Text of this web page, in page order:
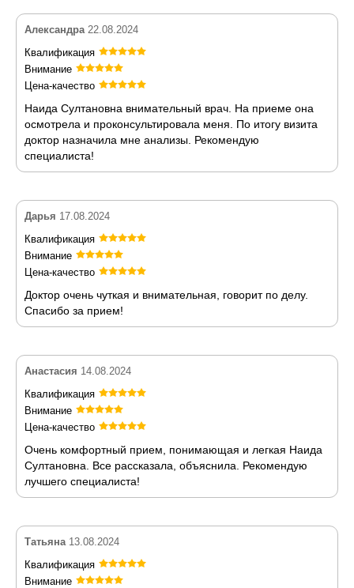
Александра 22.08.2024
Квалификация
Внимание
Цена-качество
Наида Султановна внимательный врач. На приеме она
осмотрела и проконсультировала меня. По итогу визита
доктор назначила мне анализы. Рекомендую
специалиста!
Дарья 17.08.2024
Квалификация
Внимание
Цена-качество
Доктор очень чуткая и внимательная, говорит по делу.
Спасибо за прием!
Анастасия 14.08.2024
Квалификация
Внимание
Цена-качество
Очень комфортный прием, понимающая и легкая Наида
Султановна. Все рассказала, объяснила. Рекомендую
лучшего специалиста!
Татьяна 13.08.2024
Квалификация
Внимание